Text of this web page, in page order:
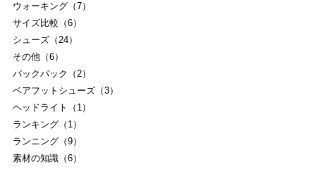
ウォーキング（7）
サイズ比較（6）
シューズ（24）
その他（6）
バックパック（2）
ベアフットシューズ（3）
ヘッドライト（1）
ランキング（1）
ランニング（9）
素材の知識（6）